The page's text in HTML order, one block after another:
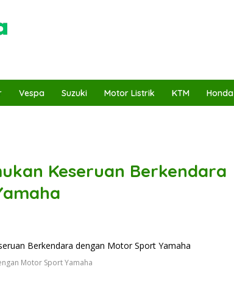
Vespa Suzuki Motor Listrik KTM Honda
Keseruan Berkendara
Motor Sport Yamaha